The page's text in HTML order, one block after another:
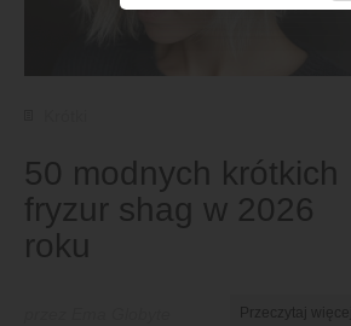
50 modnych krótkich
fryzur shag w 2026
roku